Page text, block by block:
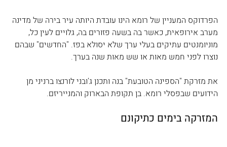
הפרדוקס המעניין של רומא הינו עובדת היותה עיר בירה של מדינה
מערב אירופאית, כאשר בה בשעה פזורים בה, גלויים לעין כל,
מוניומנטים עתיקים בעלי ערך שלא יסולא בפז. "החדשים" שבהם
נוצרו לפני חמש מאות או שש מאות שנה בערך.
את מזרקת "הספינה הטובעת" בנה ותכנן ג'ובני לורנצו ברניני מן
הידועים שבפסלי רומא. בן תקופת הבארוק והמנייריזם.
המזרקה בימים כתיקונם